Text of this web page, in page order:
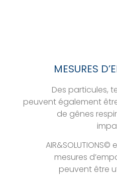
MESURES
Des particules,
peuvent également
de gênes
mesures
peuvent être